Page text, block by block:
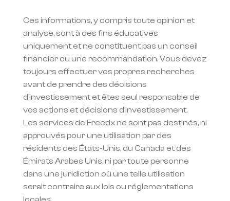
Ces informations, y compris toute opinion et
analyse, sont à des fins éducatives
uniquement et ne constituent pas un conseil
financier ou une recommandation. Vous devez
toujours effectuer vos propres recherches
avant de prendre des décisions
d'investissement et êtes seul responsable de
vos actions et décisions d'investissement.
Les services de Freedx ne sont pas destinés, ni
approuvés pour une utilisation par des
résidents des États-Unis, du Canada et des
Émirats Arabes Unis, ni par toute personne
dans une juridiction où une telle utilisation
serait contraire aux lois ou réglementations